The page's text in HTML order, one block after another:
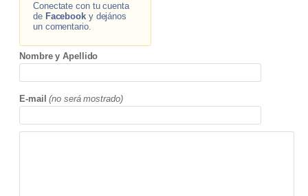
Conectate con tu cuenta
de Facebooky dejános
un comentario.
Nombre y Apellido
E-mail (no será mostrado)